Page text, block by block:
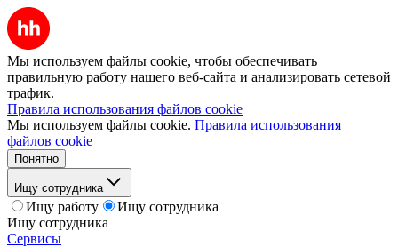
Мы используем файлы cookie, чтобы обеспечивать
правильную работу нашего веб-сайта и анализировать сетевой
трафик.
Правила использования файлов cookie
Мы используем файлы cookie. Правила использования
файлов cookie
Понятно
Ищу сотрудника
Ищу работу
Ищу сотрудника
Ищу сотрудника
Сервисы